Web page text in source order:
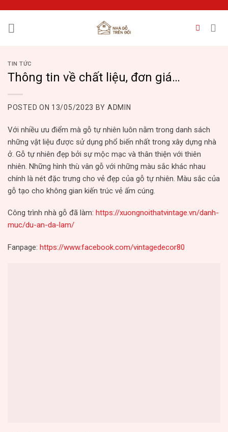
content
TIN TỨC
Thông tin về chất liệu, đơn giá…
POSTED ON 13/05/2023 BY ADMIN
Với nhiều ưu điểm mà gỗ tự nhiên luôn nằm trong danh sách
những vật liệu được sử dụng phổ biến nhất trong xây dựng nhà
ở. Gỗ tự nhiên đẹp bởi sự mộc mạc và thân thiện với thiên
nhiên. Những hình thù vân gỗ với những màu sắc khác nhau
chính là nét đặc trưng cho vẻ đẹp của gỗ tự nhiên. Màu sắc của
gỗ tạo cho không gian kiến trúc vẻ ấm cúng.
Công trình nhà gỗ đã làm: https://xuongnoithatvintage.vn/danh-
muc/du-an-da-lam/
Fanpage: https://www.facebook.com/vintagedecor80